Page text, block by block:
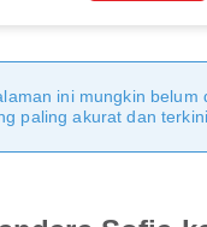
ini mungkin
paling akurat dan terkini.